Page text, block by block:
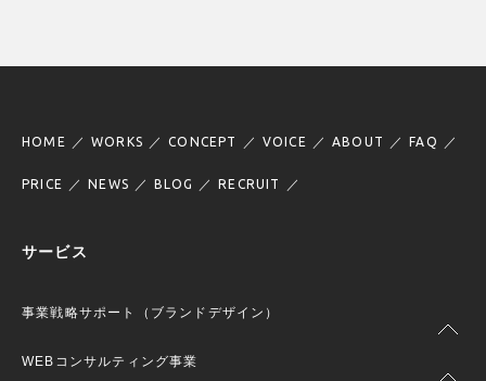
HOME WORKS CONCEPT VOICE ABOUT FAQ
PRICE NEWS BLOG RECRUIT
サービス
事業戦略サポート（ブランドデザイン）
WEBコンサルティング事業